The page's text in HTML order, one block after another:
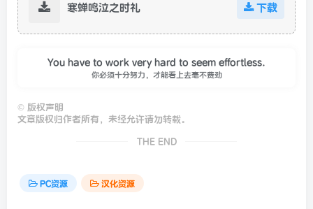
寒蝉鸣泣之时礼 下载
You have to work very hard to seem effortless.
你必须十分努力，才能看上去毫不费劲
© 版权声明
文章版权归作者所有，未经允许请勿转载。
THE END
PC资源 汉化资源